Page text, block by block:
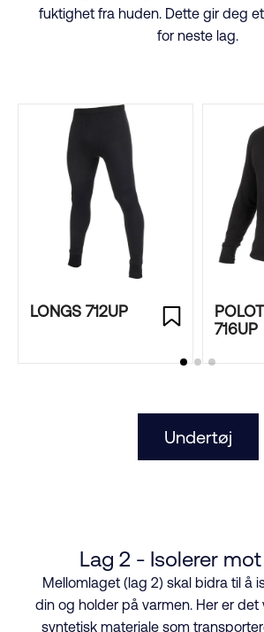
fuktighet fra huden. Dette gir deg
for neste lag.
LONGS 712UP
716UP
Undertøj
Lag 2 - Isolerer
Mellomlaget (lag 2) skal bidra til å
din og holder på varmen. Her er det
syntetisk materiale som